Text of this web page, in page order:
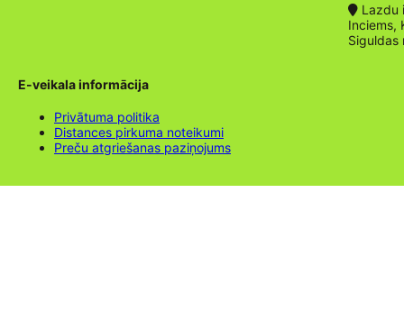
Lazdu
Inciems,
Siguldas
E-veikala informācija
Privātuma politika
Distances pirkuma noteikumi
Preču atgriešanas paziņojums